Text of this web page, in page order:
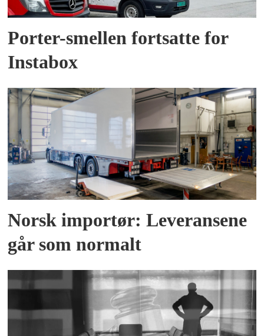
Porter-smellen fortsatte for
Instabox
Norsk importør: Leveransene
går som normalt